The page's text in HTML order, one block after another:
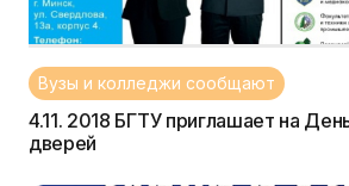
Вузы и колледжи сообщают
4.11. 2018 БГТУ приглашает на
дверей